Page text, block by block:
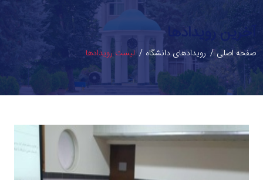
آخرین رویدادها
صفحه اصلی رویدادهای دانشگاه لیست رویدادها